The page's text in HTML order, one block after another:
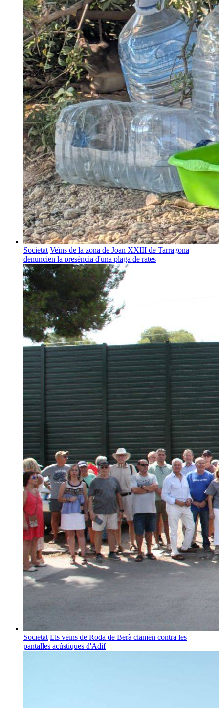
Societat Veïns de la zona de Joan XXIII de Tarragona
denuncien la presència d'una plaga de rates
Societat Els veïns de Roda de Berà clamen contra les
pantalles acústiques d'Adif